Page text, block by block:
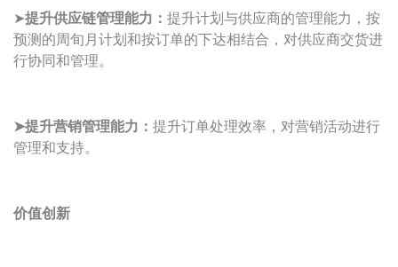
➤提升供应链管理能力： 提升计划与供应商的管理能力，按
预测的周旬月计划和按订单的下达相结合，对供应商交货进
行协同和管理。
➤提升营销管理能力： 提升订单处理效率，对营销活动进行
管理和支持。
价值创新